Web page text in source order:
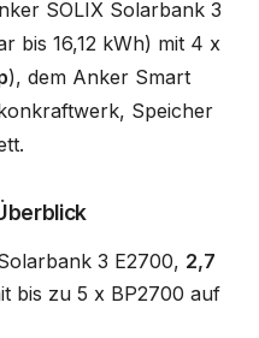
SOLIX Solarbank 3
bis 16,12 kWh) mit 4 x
), dem Anker Smart
Speicher
3 E2700, 2,7
bis zu 5 x BP2700 auf